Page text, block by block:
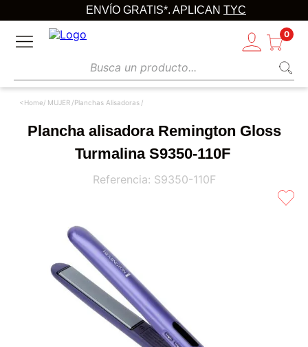
ENVÍO GRATIS*. APLICAN TYC
0
MUJER Planchas Alisadoras
Plancha alisadora Remington Gloss
Turmalina S9350-110F
Referencia: S9350-110F